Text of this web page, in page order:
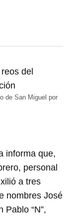
de San Miguel por
informa que,
personal
a tres
nombres José
Pablo “N”,